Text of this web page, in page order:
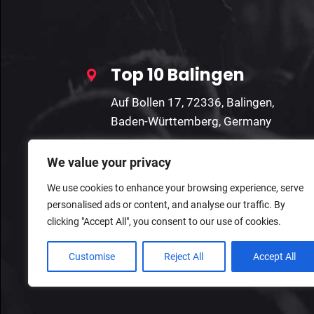
We value your privacy
We use cookies to enhance your browsing experience, serve
personalised ads or content, and analyse our traffic. By
clicking "Accept All", you consent to our use of cookies.
Customise Reject All Accept All
Top 10 Balingen
Auf Bollen 17, 72336, Balingen,
Baden-Württemberg, Germany